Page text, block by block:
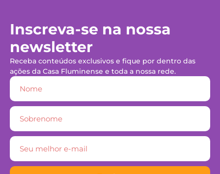
Inscreva-se na nossa
newsletter
Receba conteúdos exclusivos e fique por dentro das
ações da Casa Fluminense e toda a nossa rede.